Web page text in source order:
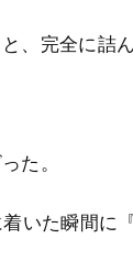
、完全に詰ん
た。
いた瞬間